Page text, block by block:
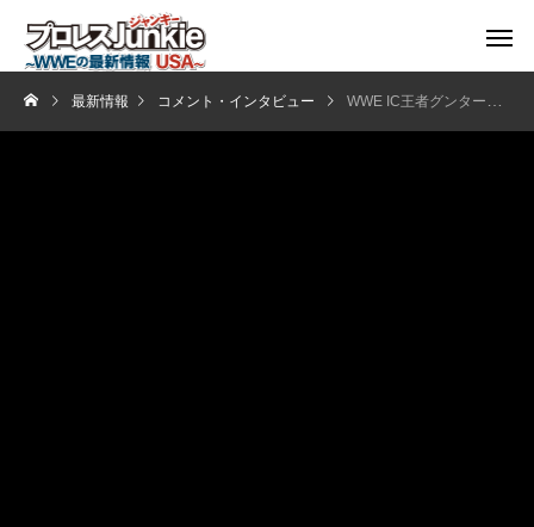
最新情報 コメント・インタビュー WWE IC王者グンター「ブロック・レスナーと戦いたい」